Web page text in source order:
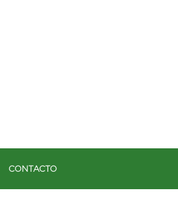
CONTACTO